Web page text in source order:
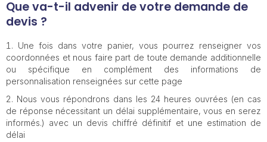
Que va-t-il advenir de votre demande de
devis ?
Une fois dans votre panier, vous pourrez renseigner vos
coordonnées et nous faire part de toute demande additionnelle
ou spécifique en complément des informations de
personnalisation renseignées sur cette page
Nous vous répondrons dans les 24 heures ouvrées (en cas
de réponse nécessitant un délai supplémentaire, vous en serez
informés.) avec un devis chiffré définitif et une estimation de
délai